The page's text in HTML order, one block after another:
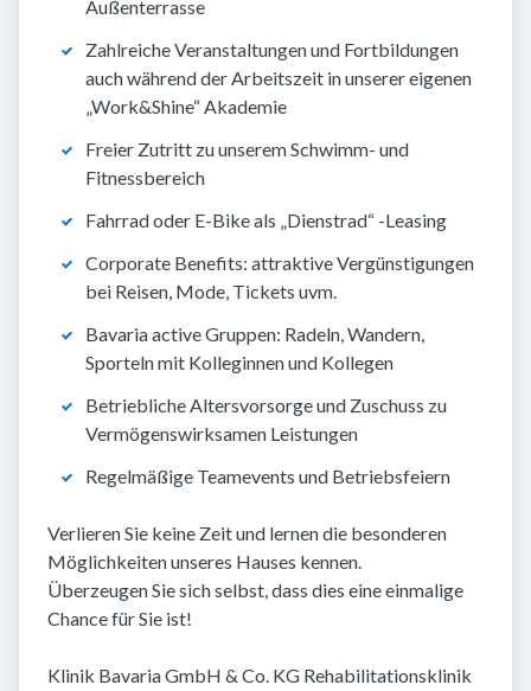
Außenterrasse
Zahlreiche Veranstaltungen und Fortbildungen
auch während der Arbeitszeit in unserer eigenen
„Work&Shine“ Akademie
Freier Zutritt zu unserem Schwimm- und
Fitnessbereich
Fahrrad oder E-Bike als „Dienstrad“ -Leasing
Corporate Benefits: attraktive Vergünstigungen
bei Reisen, Mode, Tickets uvm.
Bavaria active Gruppen: Radeln, Wandern,
Sporteln mit Kolleginnen und Kollegen
Betriebliche Altersvorsorge und Zuschuss zu
Vermögenswirksamen Leistungen
Regelmäßige Teamevents und Betriebsfeiern
Verlieren Sie keine Zeit und lernen die besonderen
Möglichkeiten unseres Hauses kennen.
Überzeugen Sie sich selbst, dass dies eine einmalige
Chance für Sie ist!
Klinik Bavaria GmbH & Co. KG Rehabilitationsklinik